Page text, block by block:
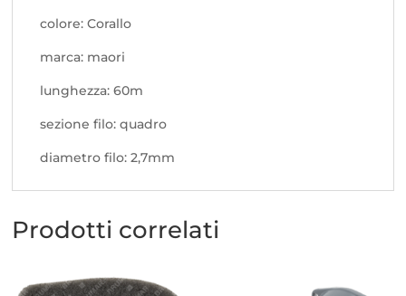
colore: Corallo
marca: maori
lunghezza: 60m
sezione filo: quadro
diametro filo: 2,7mm
Prodotti correlati